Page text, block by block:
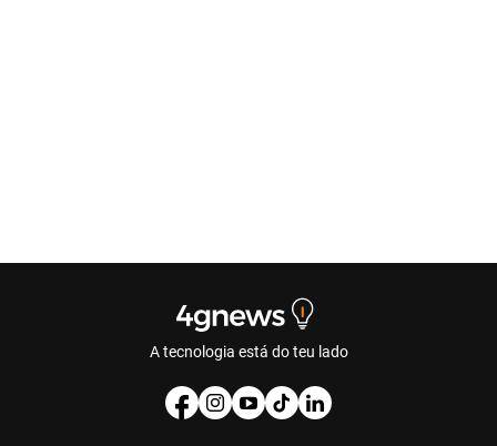
A tecnologia está do teu lado